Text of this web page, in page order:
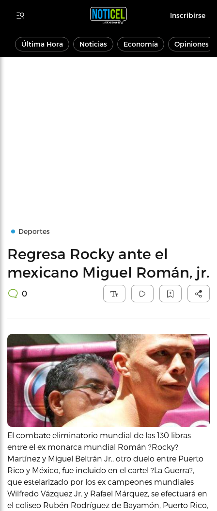
Inscribirse
Última Hora Noticias Economía Opiniones
Deportes
Regresa Rocky ante el
mexicano Miguel Román, jr.
0
El combate eliminatorio mundial de las 130 libras
entre el ex monarca mundial Román ?Rocky?
Martínez y Miguel Beltrán Jr., otro duelo entre Puerto
Rico y México, fue incluido en el cartel ?La Guerra?,
que estelarizado por los ex campeones mundiales
Wilfredo Vázquez Jr. y Rafael Márquez, se efectuará en
el coliseo Rubén Rodríguez de Bayamón, Puerto Rico,